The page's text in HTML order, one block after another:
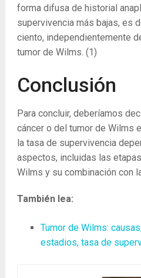
forma difusa de historial
supervivencia más bajas, es
ciento, independientemente
tumor de Wilms. (1)
Conclusión
Para concluir, deberíamos
cáncer o del tumor de Wilms
la tasa de supervivencia
aspectos, incluidas las
Wilms y su combinación con
También lea:
Tumor de Wilms:
estadios, tasa de